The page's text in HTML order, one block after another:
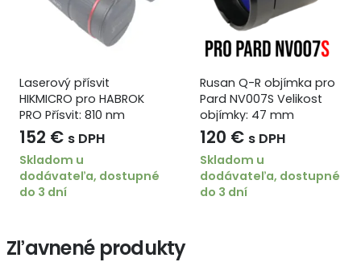
Laserový přísvit
HIKMICRO pro HABROK
PRO Přísvit: 810 nm
152 € s DPH
Skladom u
dodávateľa, dostupné
do 3 dní
Rusan Q-R objímka pro
Pard NV007S Velikost
objímky: 47 mm
120 € s DPH
Skladom u
dodávateľa, dostupné
do 3 dní
Zľavnené produkty